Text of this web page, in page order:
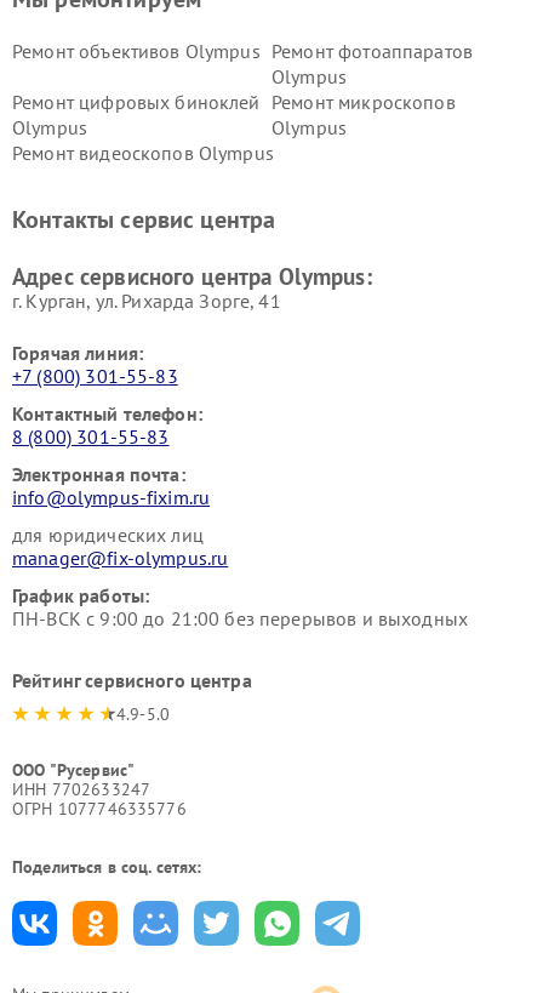
Ремонт объективов Olympus Ремонт фотоаппаратов
Olympus
Ремонт цифровых биноклей
Olympus
Ремонт микроскопов
Olympus
Ремонт видеоскопов Olympus
Контакты сервис центра
Адрес сервисного центра Olympus:
г. Курган, ул. Рихарда Зорге, 41
Горячая линия:
+7 (800) 301-55-83
Контактный телефон:
8 (800) 301-55-83
Электронная почта:
info@olympus-fixim.ru
для юридических лиц
manager@fix-olympus.ru
График работы:
ПН-ВСК с 9:00 до 21:00 без перерывов и выходных
Рейтинг сервисного центра
4.9-5.0
ООО "Русервис"
ИНН 7702633247
ОГРН 1077746335776
Поделиться в соц. сетях: